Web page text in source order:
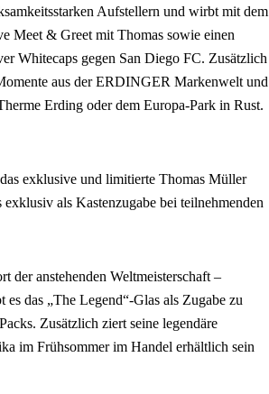
Aufstellern und wirbt mit dem
Meet & Greet mit Thomas sowie einen
Whitecaps gegen San Diego FC. Zusätzlich
aus der ERDINGER Markenwelt und
Erding oder dem Europa-Park in Rust.
exklusive und limitierte Thomas Müller
als Kastenzugabe bei teilnehmenden
der anstehenden Weltmeisterschaft –
das „The Legend“-Glas als Zugabe zu
Zusätzlich ziert seine legendäre
im Frühsommer im Handel erhältlich sein